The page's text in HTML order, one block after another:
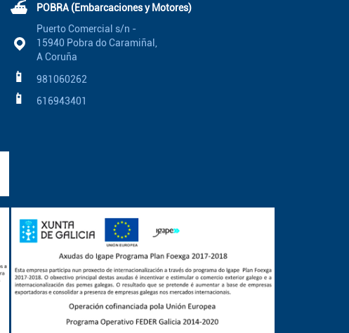
⛴
POBRA (Embarcaciones y Motores)
Puerto Comercial s/n -
15940 Pobra do Caramiñal,
A Coruña
📱 981060262
📱 616943401